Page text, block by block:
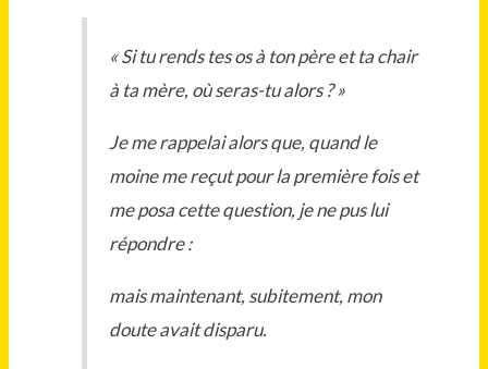
« Si tu rends tes os à ton père et ta chair
à ta mère, où seras-tu alors ? »
Je me rappelai alors que, quand le
moine me reçut pour la première fois et
me posa cette question, je ne pus lui
répondre :
mais maintenant, subitement, mon
doute avait disparu.